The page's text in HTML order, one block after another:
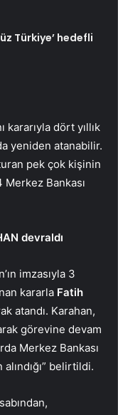
Türkiye’ hedefli
kararıyla dört yıllık
yeniden atanabilir.
pek çok kişinin
Bankası
devraldı
imzasıyla 3
kararla Fatih
atandı. Karahan,
görevine devam
Merkez Bankası
belirtildi.